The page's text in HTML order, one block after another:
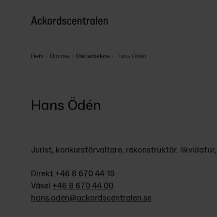
Hem Om oss Medarbetare Hans Ödén
Hans Ödén
Jurist, konkursförvaltare, rekonstruktör,
Direkt +46 8 670 44 15
Växel +46 8 670 44 00
hans.oden@ackordscentralen.se